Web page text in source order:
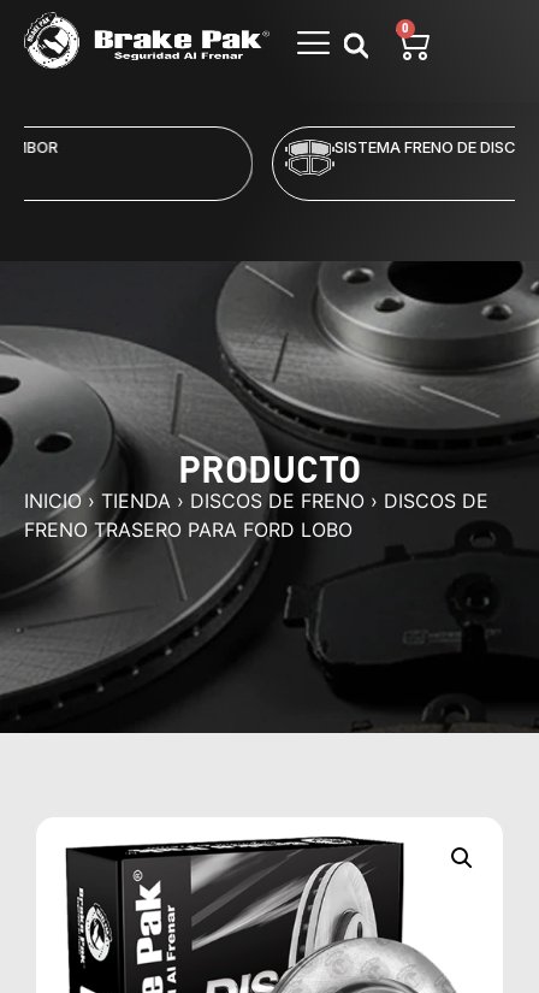
0
SISTEMA FRENO DE DISCO
PRODUCTO
INICIO› TIENDA › DISCOS DE FRENO › DISCOS DE
FRENO TRASERO PARA FORD LOBO